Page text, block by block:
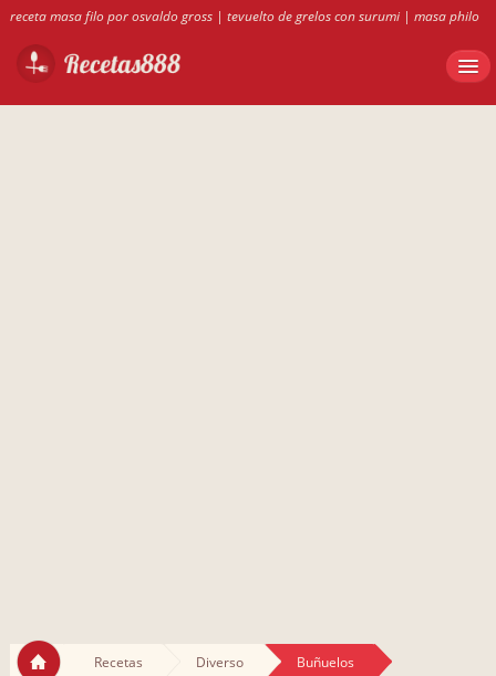
receta masa filo por osvaldo gross| tevuelto de grelos con surumi| masa philo
osvaldo gross
porrusalda con carne
silvia mini
Recetas Diverso Buñuelos